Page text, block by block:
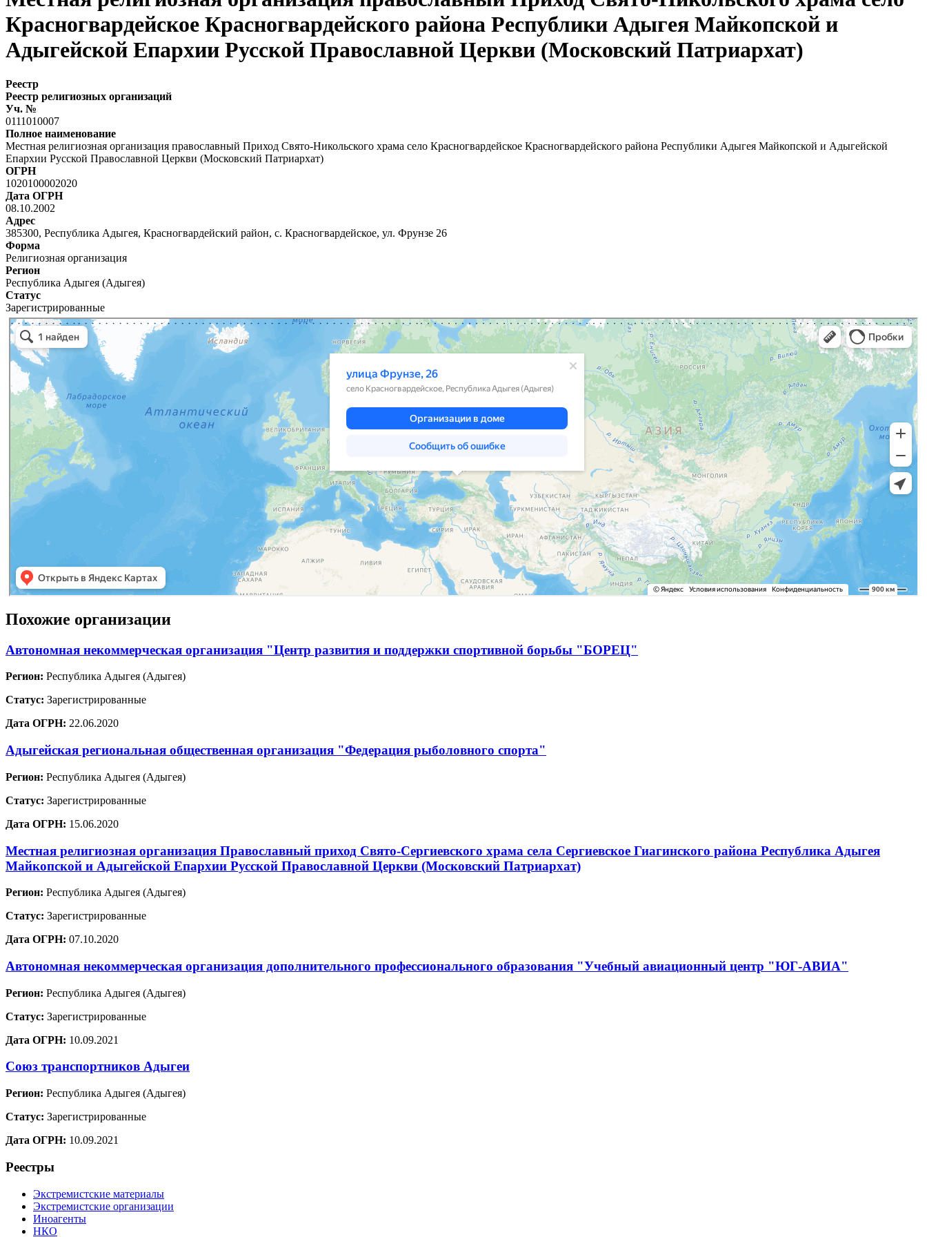
Красногвардейское Красногвардейского района Республики Адыгея Майкопской и
Адыгейской Епархии Русской Православной Церкви (Московский Патриархат)
Реестр
Реестр религиозных организаций
Уч. №
0111010007
Полное наименование
Местная религиозная организация православный Приход Свято-Никольского храма село Красногвардейское Красногвардейского района Республики Адыгея Майкопской и Адыгейской
Епархии Русской Православной Церкви (Московский Патриархат)
ОГРН
1020100002020
Дата ОГРН
08.10.2002
Адрес
385300, Республика Адыгея, Красногвардейский район, с. Красногвардейское, ул. Фрунзе 26
Форма
Религиозная организация
Регион
Республика Адыгея (Адыгея)
Статус
Зарегистрированные
Похожие организации
Автономная некоммерческая организация "Центр развития и поддержки спортивной борьбы "БОРЕЦ"
Регион: Республика Адыгея (Адыгея)
Статус: Зарегистрированные
Дата ОГРН: 22.06.2020
Адыгейская региональная общественная организация "Федерация рыболовного спорта"
Регион: Республика Адыгея (Адыгея)
Статус: Зарегистрированные
Дата ОГРН: 15.06.2020
Местная религиозная организация Православный приход Свято-Сергиевского храма села Сергиевское Гиагинского района Республика Адыгея
Майкопской и Адыгейской Епархии Русской Православной Церкви (Московский Патриархат)
Регион: Республика Адыгея (Адыгея)
Статус: Зарегистрированные
Дата ОГРН: 07.10.2020
Автономная некоммерческая организация дополнительного профессионального образования "Учебный авиационный центр "ЮГ-АВИА"
Регион: Республика Адыгея (Адыгея)
Статус: Зарегистрированные
Дата ОГРН: 10.09.2021
Союз транспортников Адыгеи
Регион: Республика Адыгея (Адыгея)
Статус: Зарегистрированные
Дата ОГРН: 10.09.2021
Реестры
Экстремистские материалы
Экстремистские организации
Иноагенты
НКО